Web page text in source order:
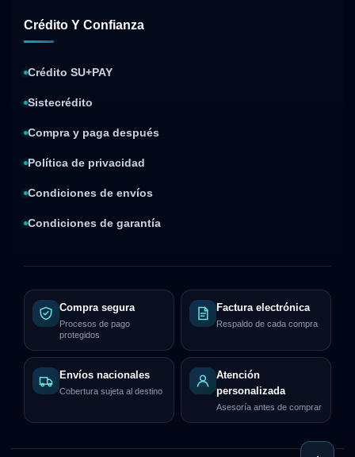
Crédito Y Confianza
Crédito SU+PAY
Sistecrédito
Compra y paga después
Política de privacidad
Condiciones de envíos
Condiciones de garantía
Compra segura
Procesos de pago
protegidos
Factura electrónica
Respaldo de cada compra
Envíos nacionales
Cobertura sujeta al destino
Atención
personalizada
Asesoría antes de comprar